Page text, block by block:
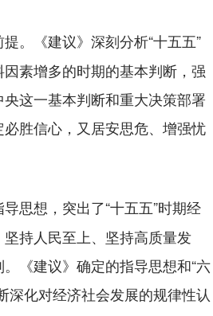
。《建议》深刻分析“十五五”
素增多的时期的基本判断，强
这一基本判断和重大决策部署
胜信心，又居安思危、增强忧
思想，突出了“十五五”时期经
持人民至上、坚持高质量发
《建议》确定的指导思想和“六
深化对经济社会发展的规律性认